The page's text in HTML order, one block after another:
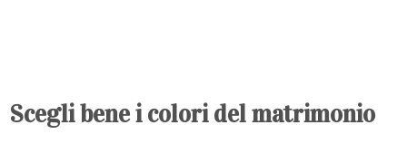
Scegli bene i colori del matrimonio